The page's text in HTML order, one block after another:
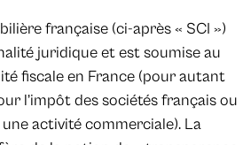
française (ci-après « SCI »)
juridique et est soumise au
fiscale en France (pour autant
l’impôt des sociétés français ou
une activité commerciale). La